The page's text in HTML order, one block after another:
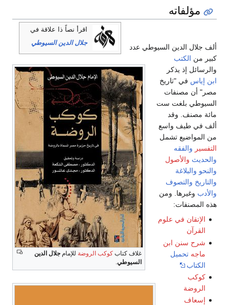
مؤلفاته
اقرأ نصاً ذا علاقة في
جلال الدين السيوطي
غلاف كتاب كوكب الروضة للإمام جلال الدين
السيوطي.
ألف جلال الدين السيوطي عدد
كبير من الكتب
والرسائل إذ يذكر
ابن إياس في "تاريخ
مصر" أن مصنفات
السيوطي بلغت ست
مائة مصنف. وقد
ألف في طيف واسع
من المواضيع تشمل
التفسير والفقه
والحديث والأصول
والنحو والبلاغة
والتاريخ والتصوف
والأدب وغيرها. ومن
هذه المصنفات:
الإتقان في علوم
القرآن
شرح سنن ابن
ماجه تحميل
الكتاب
كوكب
الروضة
إسعاف